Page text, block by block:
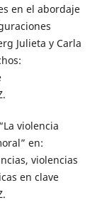
en el abordaje
Julieta y Carla
violencia
en:
violencias
en clave